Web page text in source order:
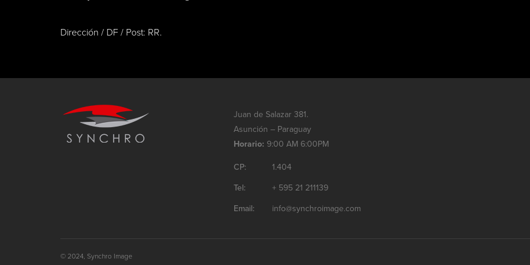
Dirección / DF / Post: RR.
Juan de Salazar 381.
Asunción – Paraguay
Horario: 9:00 AM 6:00PM
CP: 1.404
Tel: + 595 21 211139
Email: info@synchroimage.com
© 2024, Synchro Image